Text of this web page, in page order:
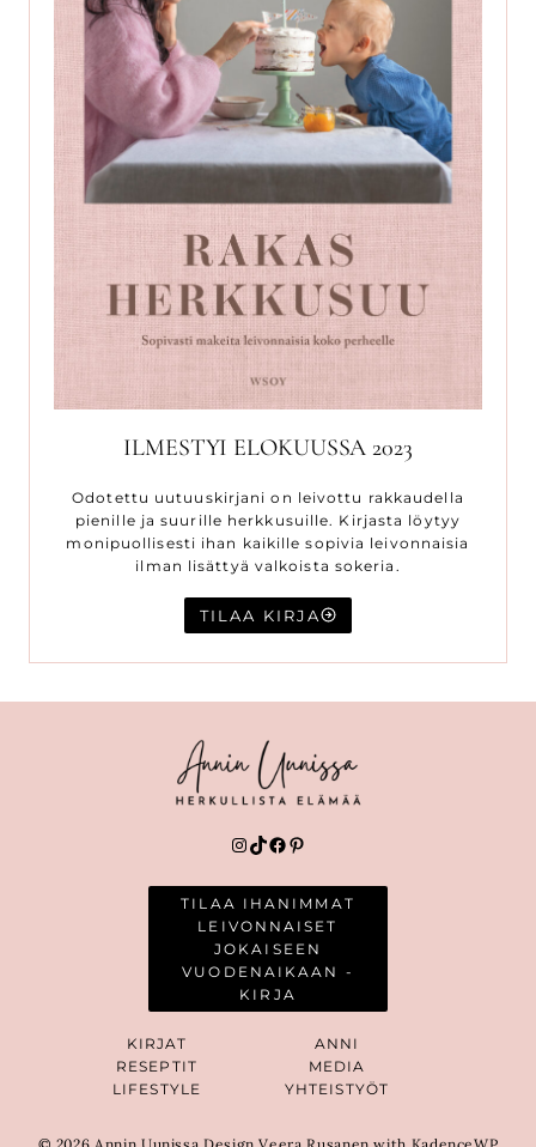
ILMESTYI ELOKUUSSA 2023
Odotettu uutuuskirjani on leivottu rakkaudella
pienille ja suurille herkkusuille. Kirjasta löytyy
monipuollisesti ihan kaikille sopivia leivonnaisia
ilman lisättyä valkoista sokeria.
TILAA KIRJA
Instagram
TikTok
Facebook
Pinterest
TILAA IHANIMMAT
LEIVONNAISET
JOKAISEEN
VUODENAIKAAN -
KIRJA
KIRJAT
RESEPTIT
LIFESTYLE
ANNI
MEDIA
YHTEISTYÖT